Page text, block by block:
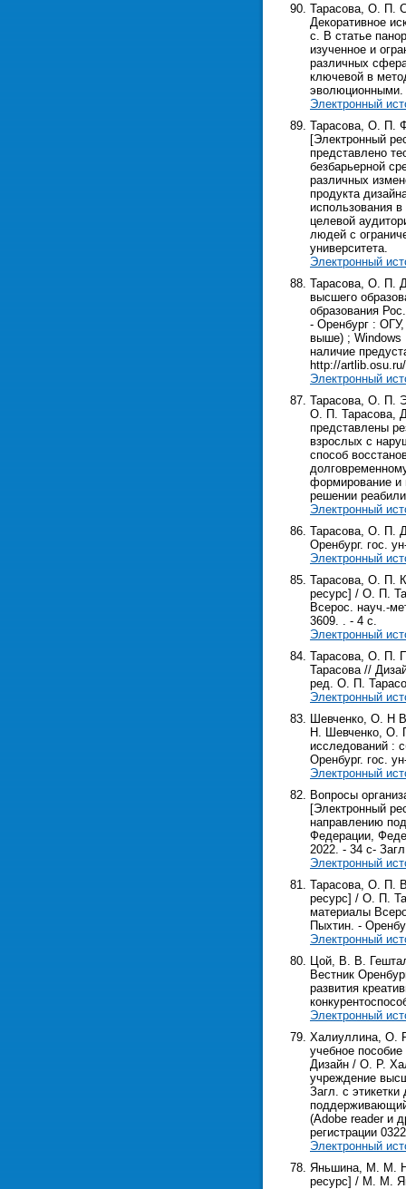
Тарасова, О. П.
Декоративное
с. В статье
изученное и
различных
ключевой в
эволюционными.
Электронный
Тарасова, О. П.
[Электронный
представлено
безбарьерной
различных
продукта
использования
целевой
людей с
университета.
Электронный
Тарасова, О. П.
высшего
образования
- Оренбург : ОГУ,
выше) ; Windows
наличие
http://
Электронный
Тарасова, О. П.
О. П. Тарасова,
представлены
взрослых с
способ
формирование и
решении
Электронный
Тарасова, О. П.
Оренбург. гос.
Электронный
Тарасова, О. П. К
ресурс] / О. П.
Всерос. науч.-
3609. . - 4 с.
Электронный
Тарасова, О. П.
Тарасова //
ред. О. П.
Электронный
Шевченко, О. Н
Н. Шевченко, О.
исследований :
Оренбург. гос.
Электронный
Вопросы
[Электронный
направлению
Федерации,
2022. - 34 с-
Электронный
Тарасова, О. П.
ресурс] / О. П.
материалы
Пыхтин. -
Электронный
Цой, В. В.
Вестник
развития
Электронный
Халиуллина, О.
учебное
Дизайн / О. Р.
учреждение
Загл. с
(Adobe reader и
регистрации
Электронный
Яньшина, М. М.
ресурс] / М. М.